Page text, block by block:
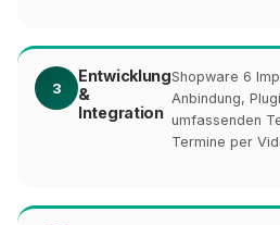
3
Entwicklung
&
Integration
Shopware 6
Anbindung,
umfassenden
Termine per